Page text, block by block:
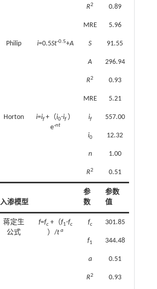
R2 0.89
MRE 5.96
Philip i=0.5St-0.5+A S 91.55
A 296.94
R2 0.93
MRE 5.21
Horton i=if+（i0-if）
e-nt
if 557.00
i0 12.32
n 1.00
R2 0.51
入渗模型
参
数
参数
值
蒋定生
公式
f=fc+（f1-fc
）/ta
fc 301.85
f1 344.48
a 0.51
R2 0.93